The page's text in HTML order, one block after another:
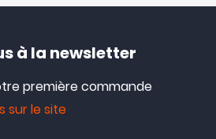
à la newsletter
première commande
sur le site